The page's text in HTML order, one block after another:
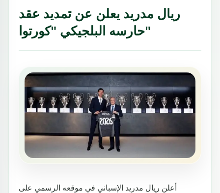
ريال مدريد يعلن عن تمديد عقد
حارسه البلجيكي "كورتوا"
أعلن ريال مدريد الإسباني في موقعه الرسمي على